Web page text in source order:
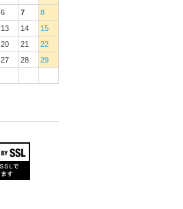
6 7
8
13 14
15
20 21
22
27 28
29